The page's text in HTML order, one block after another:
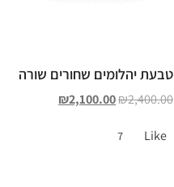
טבעת יהלומים שחורים שורה
₪2,400.00
₪2,100.00
Like
7